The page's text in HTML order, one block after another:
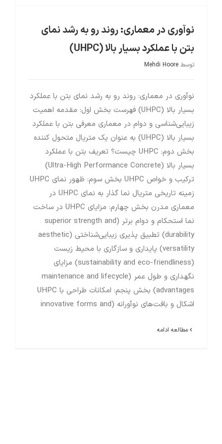
نوآوری در معماری: روند رو به رشد نمای
بتن با عملکرد بسیار بالا (UHPC)
توسط Mehdi Hoore
نوآوری در معماری: روند رو به رشد نمای بتن با عملکرد
بسیار بالا (UHPC) فهرست بخش اول: مقدمه اهمیت
زیبایی‌شناسی و دوام در معماری معرفی بتن با عملکرد
بسیار بالا (UHPC) به عنوان یک متریال متحول کننده
بخش دوم: UHPC چیست؟ تعریف بتن با عملکرد
بسیار بالا (Ultra-High Performance Concrete)
ترکیب و خواص UHPC بخش سوم: ظهور نمای UHPC
زمینه تاریخی متریال نما گذار به نمای UHPC در
معماری مدرن بخش چهارم: مزایای UHPC در ساخت
نما استحکام و دوام برتر (superior strength and
durability) تطبیق پذیری زیبایی‌شناختی (aesthetic
versatility) پایداری و سازگاری با محیط زیست
(sustainability and eco-friendliness) مزایای
نگهداری و طول عمر (maintenance and lifecycle
advantages) بخش پنجم: امکانات طراحی با UHPC
اشکال و بافت‌های نوآورانه (innovative forms and
مطالعه ادامه